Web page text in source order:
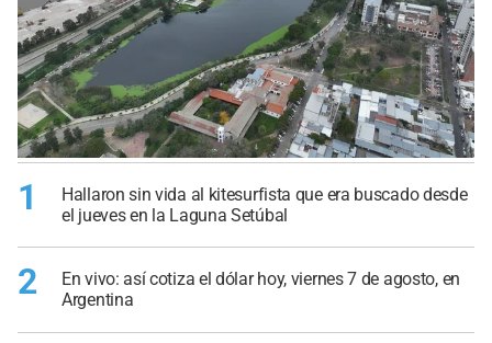
1
Hallaron sin vida al kitesurfista que era buscado desde
el jueves en la Laguna Setúbal
2
En vivo: así cotiza el dólar hoy, viernes 7 de agosto, en
Argentina